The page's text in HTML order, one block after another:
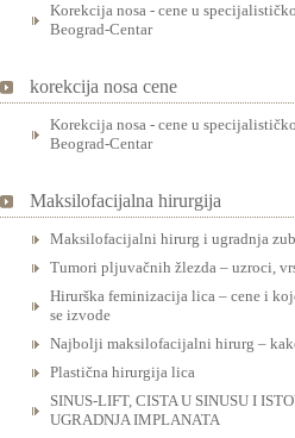
Korekcija nosa - cene u
Beograd-Centar
korekcija nosa cene
Korekcija nosa - cene u
Beograd-Centar
Maksilofacijalna hirurgija
Maksilofacijalni hirurg i ugradnja
Tumori pljuvačnih žlezda – uzroci,
Hirurška feminizacija lica – cene i
se izvode
Najbolji maksilofacijalni hirurg –
Plastična hirurgija lica
SINUS-LIFT, CISTA U SINUSU I
UGRADNJA IMPLANATA